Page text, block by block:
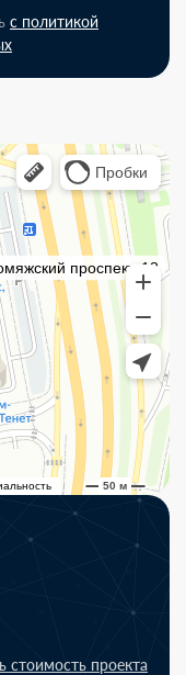
с политикой
стоимость проекта